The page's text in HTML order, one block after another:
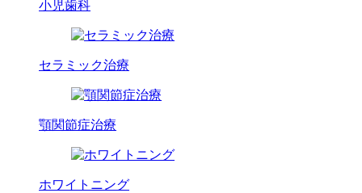
小児歯科
セラミック治療
顎関節症治療
ホワイトニング